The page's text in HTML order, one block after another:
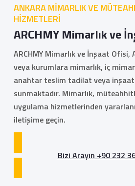
ANKARA MİMARLIK VE
HİZMETLERİ
ARCHMY Mimarlık ve
ARCHMY Mimarlık ve İnşaat Ofisi,
veya kurumlara mimarlık, iç
anahtar teslim tadilat veya
sunmaktadır. Mimarlık,
uygulama hizmetlerinden
iletişime geçin.
Bizi Arayın +90 232